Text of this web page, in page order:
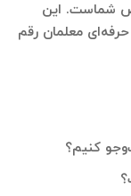
شماست. این
معلمان رقم
کنیم؟